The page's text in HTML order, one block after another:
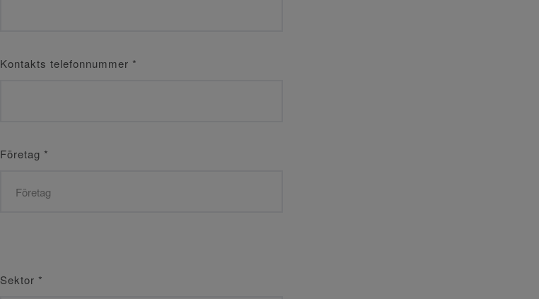
Kontakts telefonnummer *
Företag *
Sektor *